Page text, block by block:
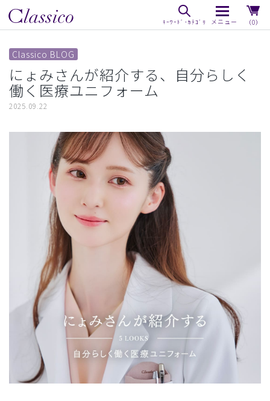
（0）
Classico BLOG
にょみさんが紹介する、自分らしく
働く医療ユニフォーム
2025.09.22